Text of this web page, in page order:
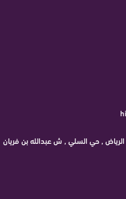
الرياض , حي السلي , ش عبدالله بن فريان